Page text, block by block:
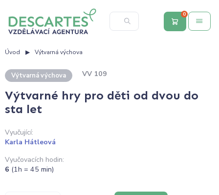
0
Úvod Výtvarná výchova
Výtvarná výchova VV 109
Výtvarné hry pro děti od dvou do
sta let
Vyučující:
Karla Hátleová
Vyučovacích hodin:
6 (1h = 45 min)